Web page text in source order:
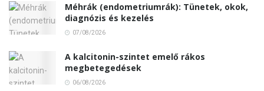
Méhrák (endometriumrák): Tünetek, okok,
diagnózis és kezelés
07/08/2026
A kalcitonin-szintet emelő rákos
megbetegedések
06/08/2026